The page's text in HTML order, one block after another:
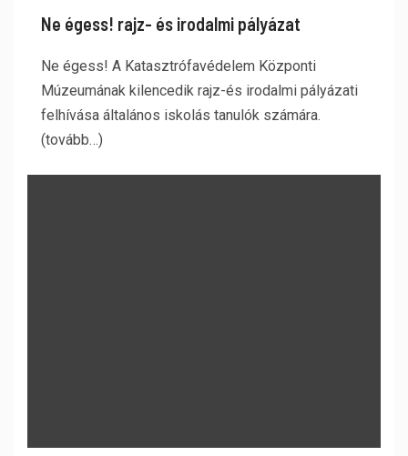
Ne égess! rajz- és irodalmi pályázat
Ne égess! A Katasztrófavédelem Központi
Múzeumának kilencedik rajz-és irodalmi pályázati
felhívása általános iskolás tanulók számára.
(tovább…)